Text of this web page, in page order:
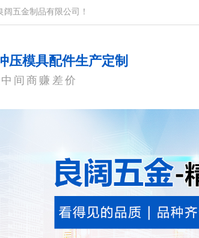
五金制品有限公司！
压模具配件生产定制
间商赚差价